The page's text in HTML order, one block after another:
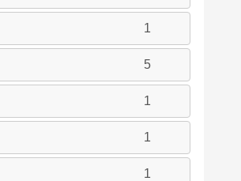
1
5
1
1
1